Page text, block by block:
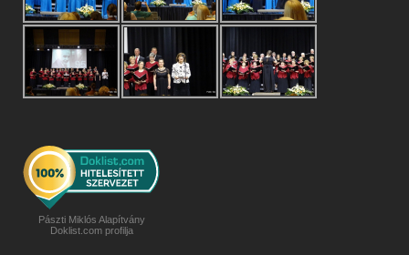
Pászti Miklós Alapítvány
Doklist.com profilja